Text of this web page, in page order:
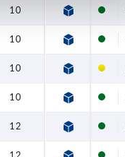
10
10
10
10
12